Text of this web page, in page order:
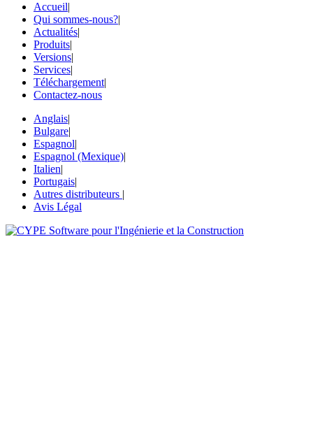
Accueil|
Qui sommes-nous?|
Actualités|
Produits|
Versions|
Services|
Téléchargement|
Contactez-nous
Anglais|
Bulgare|
Espagnol|
Espagnol (Mexique)|
Italien|
Portugais|
Autres distributeurs |
Avis Légal